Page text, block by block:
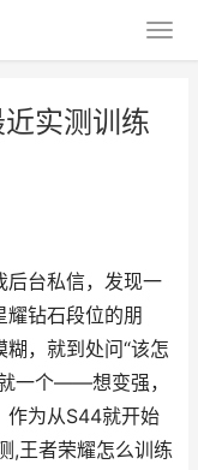
实测训练
后台私信，发现一
钻石段位的朋
，就到处问“该怎
一个——想变强，
作为从S44就开始
,王者荣耀怎么训练